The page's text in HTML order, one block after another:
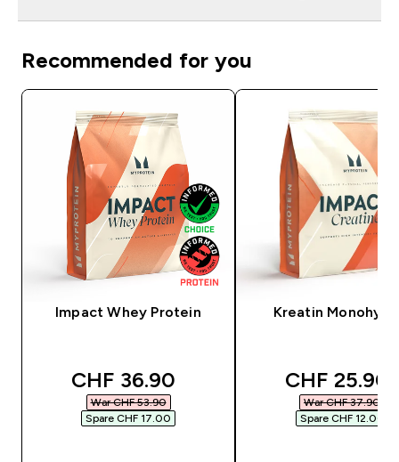
Recommended for you
Impact Whey Protein
discounted price
CHF 36.90‎
War CHF 53.90‎
Spare CHF 17.00‎
Kreatin
discounted
CHF 25.90‎
War CHF 37.90‎
Spare CHF 12.00‎